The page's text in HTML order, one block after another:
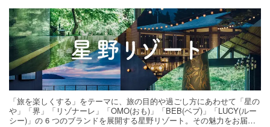
「旅を楽しくする」をテーマに、旅の目的や過ごし方にあわせて「星の
や」「界」「リゾナーレ」「OMO(おも)」「BEB(ベブ)」「LUCY(ルー
シー)」の 6 つのブランドを展開する星野リゾート。その魅力をお届け